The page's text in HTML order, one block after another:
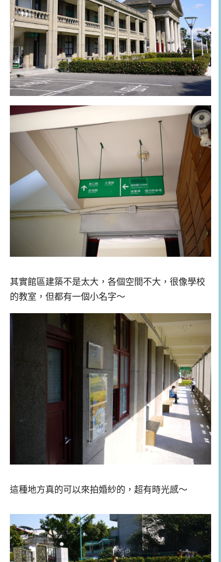
其實館區建築不是太大，各個空間不大，很像學校
的教室，但都有一個小名字～
這種地方真的可以來拍婚紗的，超有時光感～